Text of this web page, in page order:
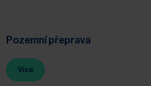
Pozemní přeprava
Více